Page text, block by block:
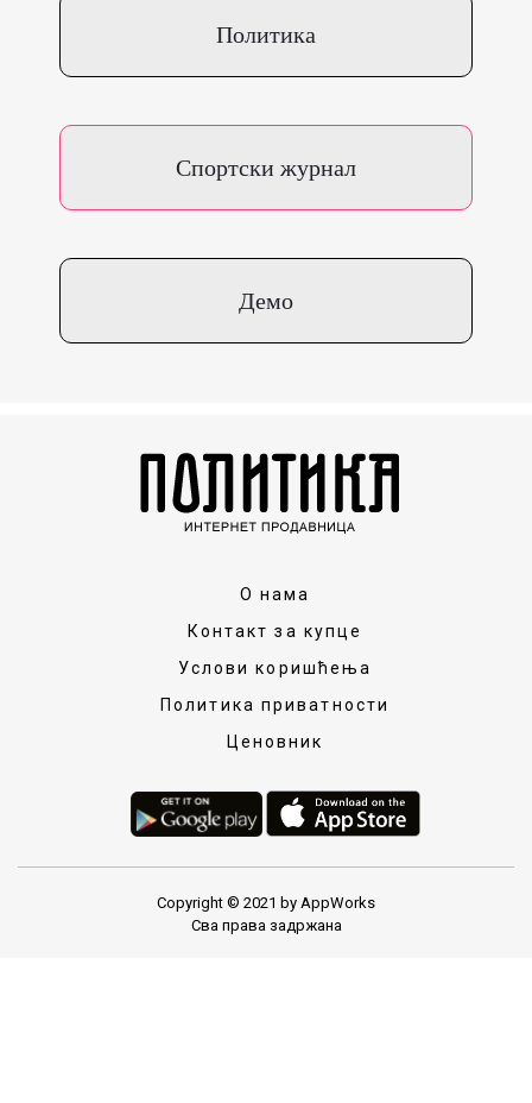
Политика
Спортски журнал
Демо
О нама
Контакт за купце
Услови коришћења
Политика приватности
Ценовник
Copyright © 2021 by AppWorks
Сва права задржана